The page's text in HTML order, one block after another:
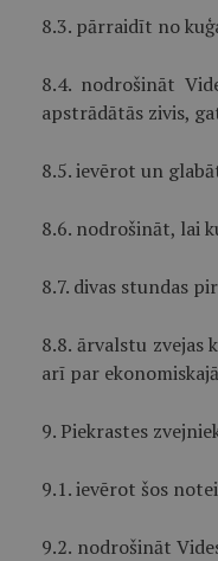
8.3. pārraidīt no
8.4. nodrošināt
apstrādātās zivis,
8.5. ievērot un
8.6. nodrošināt, lai
8.7. divas stundas
8.8. ārvalstu zvejas
arī par
9. Piekrastes
9.1. ievērot šos
9.2. nodrošināt